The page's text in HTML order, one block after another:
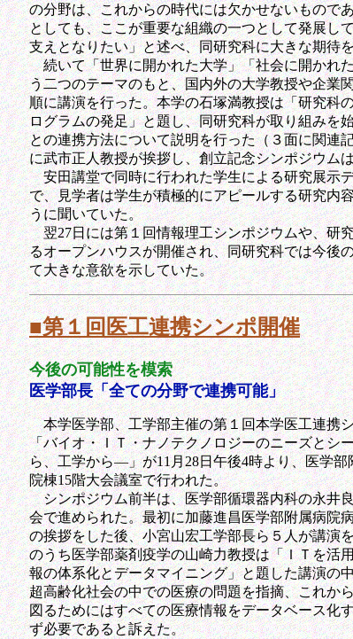
の分野は、これからの時代には欠かせないもので
としても、ここが重要な組織の一つとして発展し
支えとなりたい」と述べ、同研究科に大きな期待
続いて「世界に開かれた大学」「社会に開かれ
う二つのテーマのもと、国内外の大学教授や企業
順に講演を行った。本学の石塚満教授は「研究科
ログラムの発足」と題し、同研究科が取り組みを
との連携方法について説明を行った（３面に関連
に武市正人教授が挨拶し、創立記念シンポジウム
安田講堂で同時に行われた学生による研究展示
で、見学者は学生が積極的にアピールする研究内
うに聞いていた。
翌27日には第１回情報理工シンポジウムや、研
るオープンハウスが開催され、同研究科では今後
て大きな意欲を示していた。
■第１回医工連携シンポ開催
今後の可能性を模索
医学部長「全ての分野で連携可能」
本学医学部、工学部主催の第１回本学医工連携
「バイオ・ＩＴ・ナノテクノロジーのニーズとシ
ら、工学から―」が11月28日午後4時より、医学部
院棟15階大会議室で行われた。
シンポジウム前半は、医学部循環器内科の永井
会で進められた。最初に加藤進昌医学部附属病院
の挨拶をした後、小宮山宏工学部長ら５人が講演
のうち医学部薬剤疫学の山崎力教授は「ＩＴを活
報の体系化とデータマイニング」と題した講演の
超高齢化社会の中での医療の問題を指摘、これか
図るためにはすべての医療情報をデータベース化
ず必要であると訴えた。